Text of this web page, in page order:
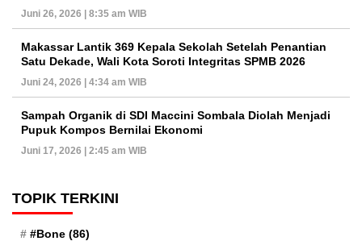
Juni 26, 2026 | 8:35 am WIB
Makassar Lantik 369 Kepala Sekolah Setelah Penantian
Satu Dekade, Wali Kota Soroti Integritas SPMB 2026
Juni 24, 2026 | 4:34 am WIB
Sampah Organik di SDI Maccini Sombala Diolah Menjadi
Pupuk Kompos Bernilai Ekonomi
Juni 17, 2026 | 2:45 am WIB
TOPIK TERKINI
#Bone (86)